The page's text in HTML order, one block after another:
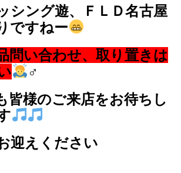
シング遊、ＦＬＤ名古屋
ですねー
問い合わせ、取り置きは
‍♂️
皆様のご来店をお待ちし
迎えください